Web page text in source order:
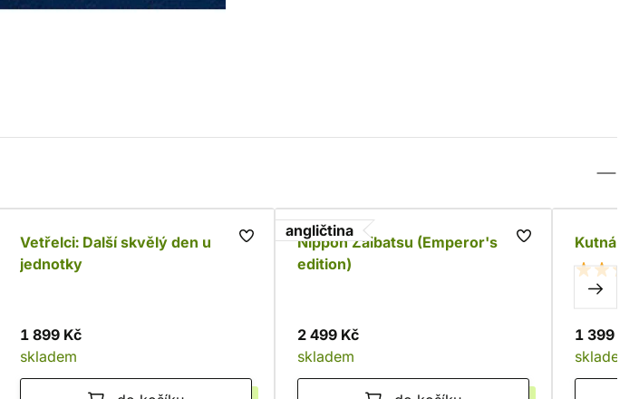
Vetřelci: Další skvělý den u
jednotky
1 899 Kč
skladem
angličtina
Nippon Zaibatsu (Emperor's
edition)
2 499 Kč
skladem
Kutná
1 399 Kč
skladem